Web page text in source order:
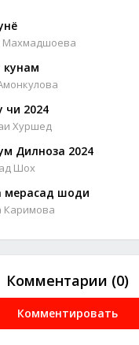
Махмадшоева
кунам
чи 2024
Хуршед
Дилноза 2024
Шох
мерасад шоди
Каримова
Комментарии (0)
Комментировать